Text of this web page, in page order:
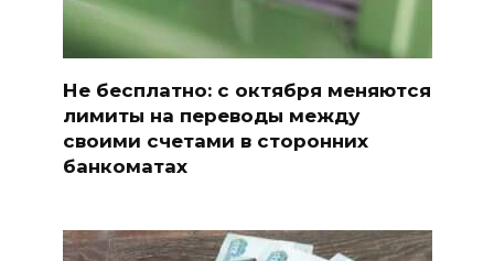
Не бесплатно: с октября меняются
лимиты на переводы между
своими счетами в сторонних
банкоматах